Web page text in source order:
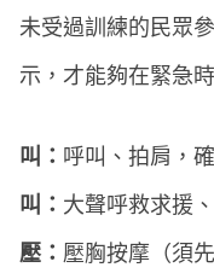
未受過訓練的民眾
示，才能夠在緊急
叫： 呼叫、拍肩，
叫： 大聲呼救求援
壓： 壓胸按摩（須